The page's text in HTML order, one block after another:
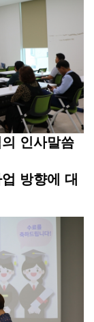
인사말씀
방향에 대